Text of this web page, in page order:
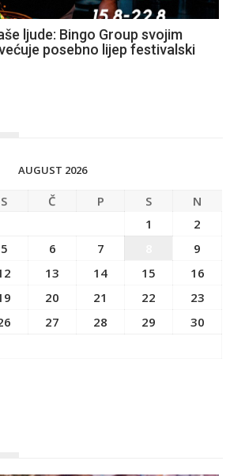
ljude: Bingo Group svojim
posebno lijep festivalski
AUGUST 2026
S Č P S
N
1
2
5 6 7
9
13 14 15
16
20 21 22
23
27 28 29
30